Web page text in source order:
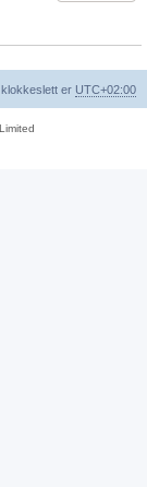
klokkeslett er UTC+02:00